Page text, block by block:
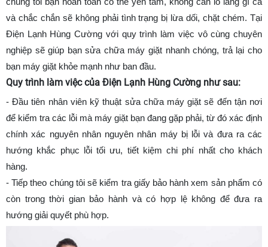
và chắc chắn sẽ không phải tình trạng bị lừa dối, chặt chém. Tại
Điện Lạnh Hùng Cường với quy trình làm việc vô cùng chuyên
nghiệp sẽ giúp bạn sửa chữa máy giặt nhanh chóng, trả lại cho
bạn máy giặt khỏe mạnh như ban đầu.
Quy trình làm việc của Điện Lạnh Hùng Cường như sau:
-Đầu tiên nhân viên kỹ thuật sửa chữa máy giặt sẽ đến tận nơi
để kiểm tra các lỗi mà máy giặt bạn đang gặp phải, từ đó xác định
chính xác nguyên nhân nguyên nhân máy bị lỗi và đưa ra các
hướng khắc phục lỗi tối ưu, tiết kiệm chi phí nhất cho khách
hàng.
-Tiếp theo chúng tôi sẽ kiểm tra giấy bảo hành xem sản phẩm có
còn trong thời gian bảo hành và có hợp lệ không để đưa ra
hướng giải quyết phù hợp.